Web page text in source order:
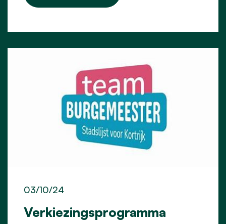
Verkiezingsprogramma
03/10/24